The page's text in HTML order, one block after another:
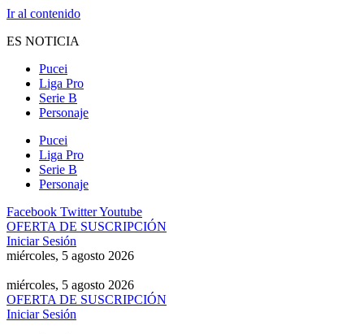
Ir al contenido
ES NOTICIA
Pucei
Liga Pro
Serie B
Personaje
Pucei
Liga Pro
Serie B
Personaje
Facebook TwitterYoutube
OFERTA DE SUSCRIPCIÓN
Iniciar Sesión
miércoles, 5 agosto 2026
miércoles, 5 agosto 2026
OFERTA DE SUSCRIPCIÓN
Iniciar Sesión